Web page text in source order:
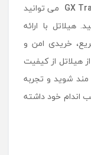
GX می ‌توانید
هیلاتل با ارائه
خریدی امن و
هیلاتل از کیفیت
شوید و تجربه
اندام خود داشته